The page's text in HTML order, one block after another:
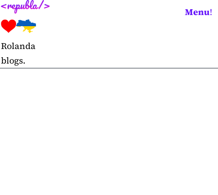
Skip
to
content
Rolanda
blogs.
Menu!